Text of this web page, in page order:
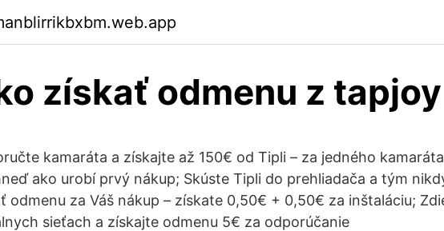
získať odmenu z tapjoy
kamaráta a získajte až 150€ od Tipli – za jedného
ako urobí prvý nákup; Skúste Tipli do prehliadača a tým
odmenu za Váš nákup – získate 0,50€ + 0,50€ za inštaláciu;
sieťach a získajte odmenu 5€ za odporúčanie